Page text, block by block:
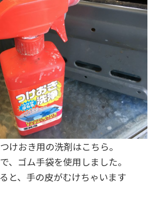
けおき用の洗剤はこちら。
、ゴム手袋を使用しました。
と、手の皮がむけちゃいます